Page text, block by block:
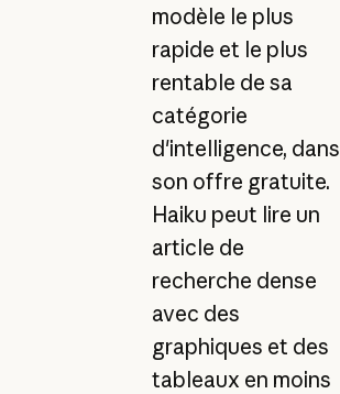
modèle le plus
rapide et le plus
rentable de sa
catégorie
d'intelligence, dans
son offre gratuite.
Haiku peut lire un
article de
recherche dense
avec des
graphiques et des
tableaux en moins